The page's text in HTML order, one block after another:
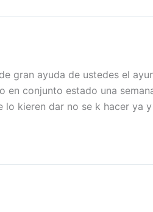
gran ayuda de ustedes el
en conjunto estado una
lo kieren dar no se k hacer ya